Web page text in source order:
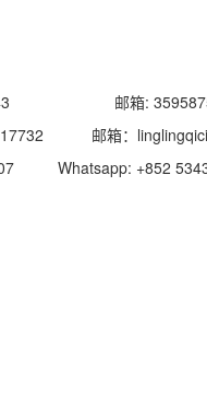
邮箱:
箱：
+852 5343